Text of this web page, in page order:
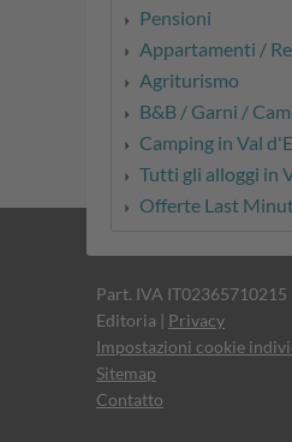
Pensioni
Appartamenti /
Agriturismo
B&B / Garni /
Camping in Val
Tutti gli alloggi in
Offerte Last
Part. IVA IT02365710215
Editoria | Privacy
Impostazioni cookie
Sitemap
Contatto